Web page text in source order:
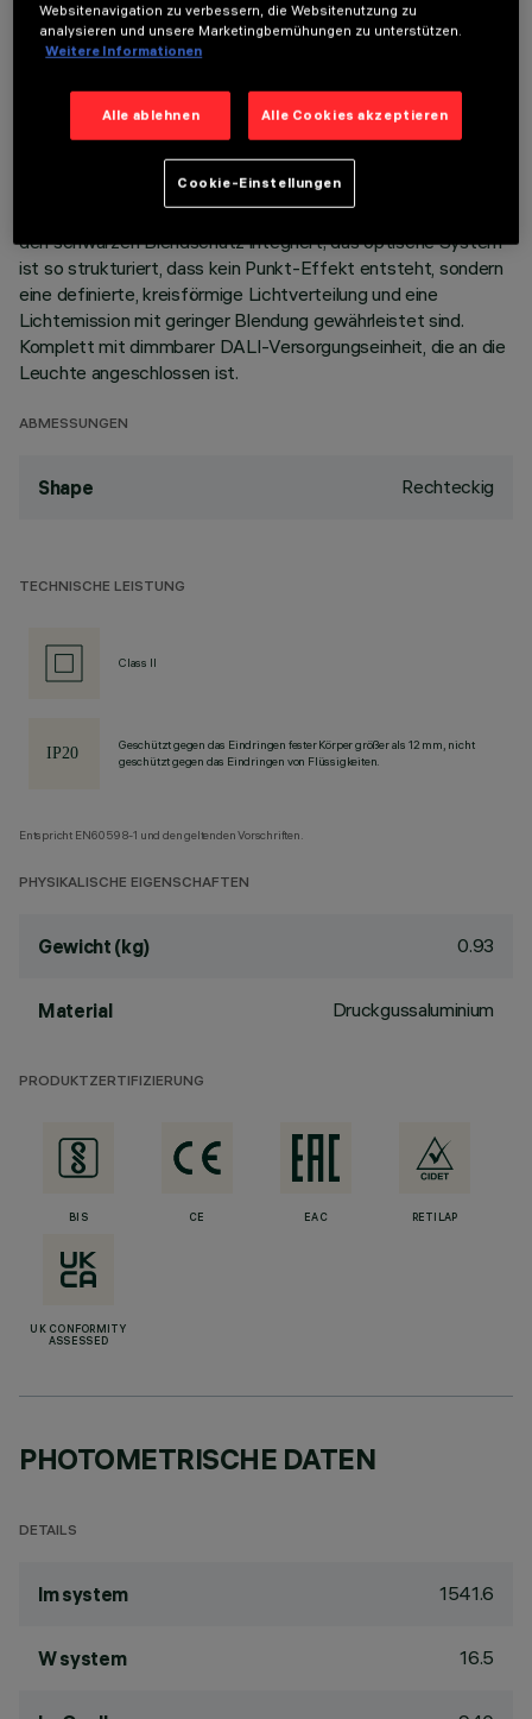
BESCHREIBUNG
Rechteckige Einbauleuchte mit LED. Strukturgehäuse aus
profiliertem Stahlblech mit Anschlag-Außenrand. Der lineare
Korpus aus Aluminiumdruckguss mit 5 Zellen sieht die
Möglichkeit vor, die Lichtemission mit einer Schwenkung von
+/- 20° auszurichten. Hochauflösungsoptiken aus
metallisiertem Thermoplast, in zurückgesetzter Position in
den schwarzen Blendschutz integriert; das optische System
ist so strukturiert, dass kein Punkt-Effekt entsteht, sondern
eine definierte, kreisförmige Lichtverteilung und eine
Lichtemission mit geringer Blendung gewährleistet sind.
Komplett mit dimmbarer DALI-Versorgungseinheit, die an die
Leuchte angeschlossen ist.
ABMESSUNGEN
Shape Rechteckig
TECHNISCHE LEISTUNG
Class II
Geschützt gegen das Eindringen fester Körper größer als 12 mm, nicht
geschützt gegen das Eindringen von Flüssigkeiten.
Entspricht EN60598-1 und den geltenden Vorschriften.
PHYSIKALISCHE EIGENSCHAFTEN
Gewicht (kg) 0.93
Material Druckgussaluminium
PRODUKTZERTIFIZIERUNG
BIS CE EAC RETILAP
UK CONFORMITY
ASSESSED
PHOTOMETRISCHE DATEN
DETAILS
lm system 1541.6
W system 16.5
Websitenavigation zu verbessern, die Websitenutzung zu
analysieren und unsere Marketingbemühungen zu unterstützen.
Weitere Informationen
Alle ablehnen Alle Cookies akzeptieren
Cookie-Einstellungen